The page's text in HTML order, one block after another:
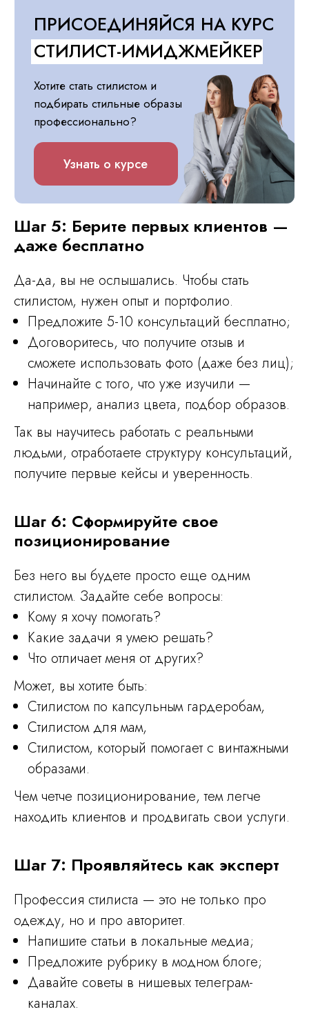
Шаг 5: Берите первых клиентов —
даже бесплатно
Да-да, вы не ослышались. Чтобы стать
стилистом, нужен опыт и портфолио.
Предложите 5-10 консультаций бесплатно;
Договоритесь, что получите отзыв и
сможете использовать фото (даже без лиц);
Начинайте с того, что уже изучили —
например, анализ цвета, подбор образов.
Так вы научитесь работать с реальными
людьми, отработаете структуру консультаций,
получите первые кейсы и уверенность.
Шаг 6: Сформируйте свое
позиционирование
Без него вы будете просто еще одним
стилистом. Задайте себе вопросы:
Кому я хочу помогать?
Какие задачи я умею решать?
Что отличает меня от других?
Может, вы хотите быть:
Стилистом по капсульным гардеробам,
Стилистом для мам,
Стилистом, который помогает с винтажными
образами.
Чем четче позиционирование, тем легче
находить клиентов и продвигать свои услуги.
Шаг 7: Проявляйтесь как эксперт
Профессия стилиста — это не только про
одежду, но и про авторитет.
Напишите статьи в локальные медиа;
Предложите рубрику в модном блоге;
Давайте советы в нишевых телеграм-
каналах.